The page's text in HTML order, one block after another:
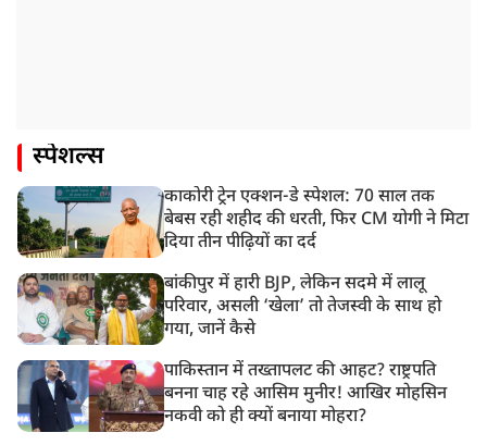
स्पेशल्स
काकोरी ट्रेन एक्शन-डे स्पेशल: 70 साल तक
बेबस रही शहीद की धरती, फिर CM योगी ने मिटा
दिया तीन पीढ़ियों का दर्द
बांकीपुर में हारी BJP, लेकिन सदमे में लालू
परिवार, असली ‘खेला’ तो तेजस्वी के साथ हो
गया, जानें कैसे
पाकिस्तान में तख्तापलट की आहट? राष्ट्रपति
बनना चाह रहे आसिम मुनीर! आखिर मोहसिन
नकवी को ही क्यों बनाया मोहरा?